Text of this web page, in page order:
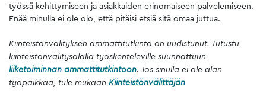
työssä kehittymiseen ja asiakkaiden erinomaiseen palvelemiseen.
Enää minulla ei ole olo, että pitäisi etsiä sitä omaa juttua.
Kiinteistönvälityksen ammattitutkinto on uudistunut. Tutustu
kiinteistönvälitysalalla työskenteleville suunnattuun
liiketoiminnan ammattitutkintoon. Jos sinulla ei ole alan
työpaikkaa, tule mukaan Kiinteistönvälittäjän